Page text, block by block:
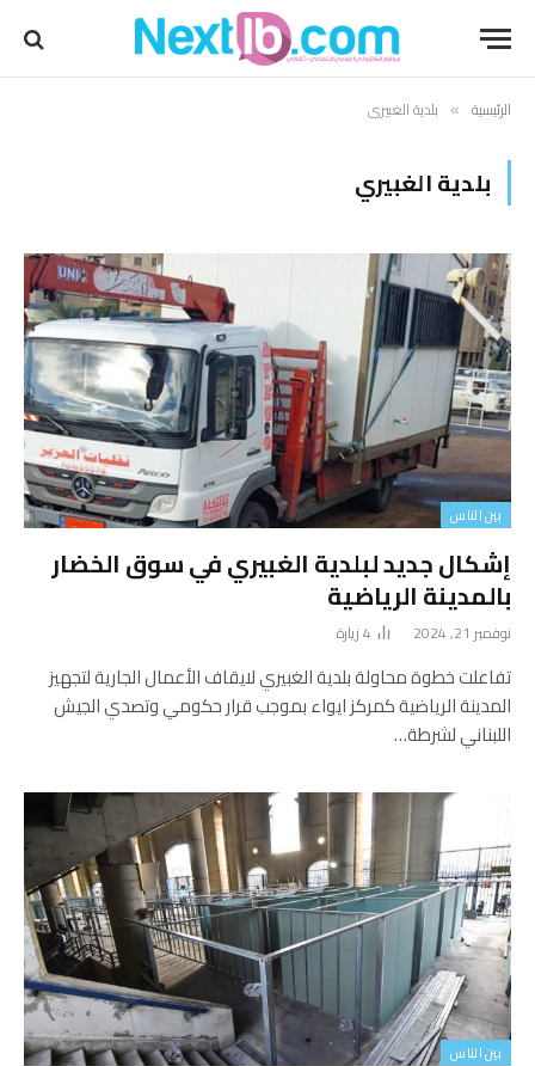
الرئيسية » بلدية الغبيري
بلدية الغبيري
بين الناس
إشكال جديد لبلدية الغبيري في سوق الخضار
بالمدينة الرياضية
نوفمبر 21, 2024 4زيارة
تفاعلت خطوة محاولة بلدية الغبيري لايقاف الأعمال الجارية لتجهيز
المدينة الرياضية كمركز ايواء بموجب قرار حكومي وتصدي الجيش
اللبناني لشرطة…
بين الناس